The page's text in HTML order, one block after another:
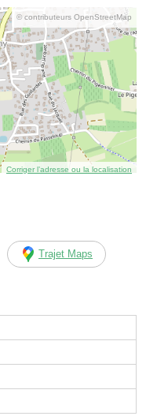
© contributeurs OpenStreetMap
Corriger l’adresse ou la localisation
Trajet Maps